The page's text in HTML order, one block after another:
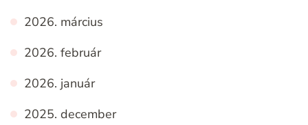
2026. március
2026. február
2026. január
2025. december